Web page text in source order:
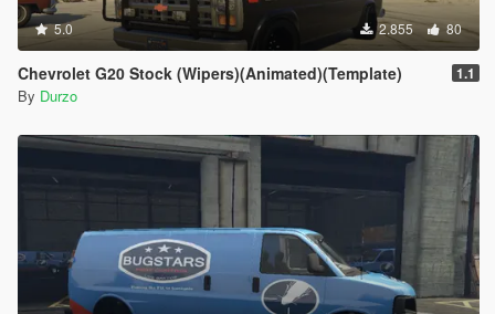
5.0 2.855 80
Chevrolet G20 Stock (Wipers)(Animated)(Template) 1.1
By Durzo